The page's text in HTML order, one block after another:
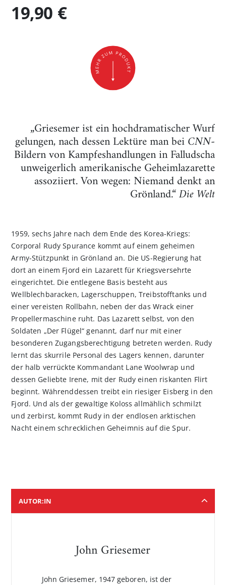
19,90 €
„Griesemer ist ein hochdramatischer Wurf
gelungen, nach dessen Lektüre man beiCNN-
Bildern von Kampfeshandlungen in Falludscha
unweigerlich amerikanische Geheimlazarette
assoziiert. Von wegen: Niemand denkt an
Grönland.“Die Welt
1959, sechs Jahre nach dem Ende des Korea-Kriegs:
Corporal Rudy Spurance kommt auf einem geheimen
Army-Stützpunkt in Grönland an. Die US-Regierung hat
dort an einem Fjord ein Lazarett für Kriegsversehrte
eingerichtet. Die entlegene Basis besteht aus
Wellblechbaracken, Lagerschuppen, Treibstofftanks und
einer vereisten Rollbahn, neben der das Wrack einer
Propellermaschine ruht. Das Lazarett selbst, von den
Soldaten „Der Flügel“ genannt, darf nur mit einer
besonderen Zugangsberechtigung betreten werden. Rudy
lernt das skurrile Personal des Lagers kennen, darunter
der halb verrückte Kommandant Lane Woolwrap und
dessen Geliebte Irene, mit der Rudy einen riskanten Flirt
beginnt. Währenddessen treibt ein riesiger Eisberg in den
Fjord. Und als der gewaltige Koloss allmählich schmilzt
und zerbirst, kommt Rudy in der endlosen arktischen
Nacht einem schrecklichen Geheimnis auf die Spur.
AUTOR:IN
John Griesemer
John Griesemer, 1947 geboren, ist der